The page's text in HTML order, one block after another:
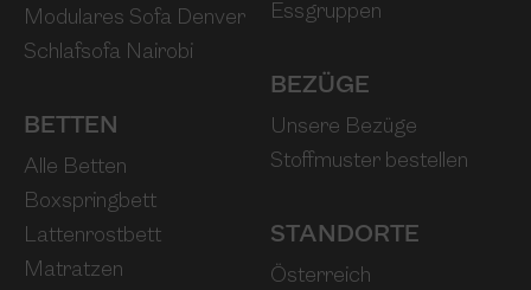
Modulares Sofa Denver
Schlafsofa Nairobi
BETTEN
Alle Betten
Boxspringbett
Lattenrostbett
Matratzen
Essgruppen
BEZÜGE
Unsere Bezüge
Stoffmuster bestellen
STANDORTE
Österreich